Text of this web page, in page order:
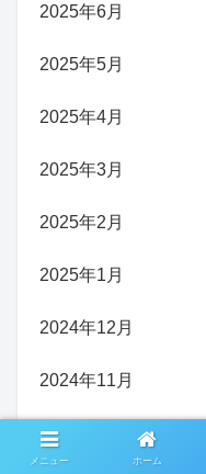
2025年6月
2025年5月
2025年4月
2025年3月
2025年2月
2025年1月
2024年12月
2024年11月
2024年10月
メニュー ホーム